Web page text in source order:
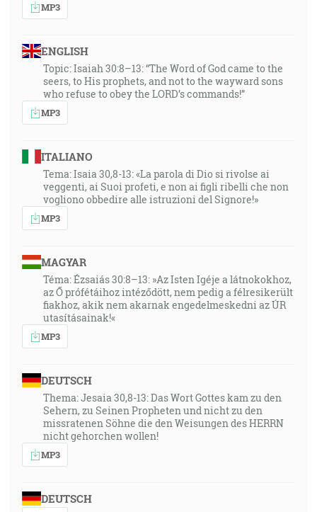
MP3
ENGLISH
Topic: Isaiah 30:8–13: “The Word of God came to the
seers, to His prophets, and not to the wayward sons
who refuse to obey the LORD’s commands!”
MP3
ITALIANO
Tema: Isaia 30,8-13: «La parola di Dio si rivolse ai
veggenti, ai Suoi profeti, e non ai figli ribelli che non
vogliono obbedire alle istruzioni del Signore!»
MP3
MAGYAR
Téma: Ézsaiás 30:8–13: »Az Isten Igéje a látnokokhoz,
az Ő prófétáihoz intéződött, nem pedig a félresikerült
fiakhoz, akik nem akarnak engedelmeskedni az ÚR
utasításainak!«
MP3
DEUTSCH
Thema: Jesaia 30,8-13: Das Wort Gottes kam zu den
Sehern, zu Seinen Propheten und nicht zu den
missratenen Söhne die den Weisungen des HERRN
nicht gehorchen wollen!
MP3
DEUTSCH